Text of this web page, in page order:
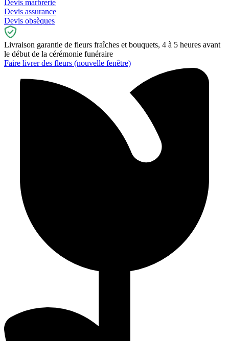
Devis marbrerie
Devis assurance
Devis obsèques
Livraison garantie de fleurs fraîches et bouquets, 4 à 5 heures avant
le début de la cérémonie funéraire
Faire livrer des fleurs (nouvelle fenêtre)